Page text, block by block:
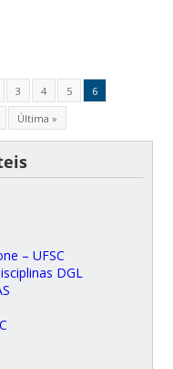
3 4 5
6
Última »
– UFSC
DGL